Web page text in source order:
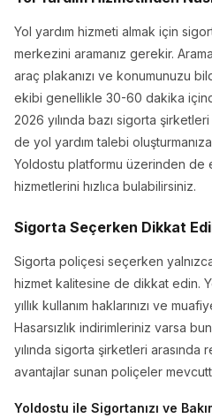
Yol yardım hizmeti almak için
merkezini aramanız gerekir. Arama
araç plakanızı ve konumunuzu
ekibi genellikle 30-60 dakika
2026 yılında bazı sigorta
de yol yardım talebi
Yoldostu platformu üzerinden de
hizmetlerini hızlıca bulabilirsiniz.
Sigorta Seçerken Dikkat
Sigorta poliçesi seçerken
hizmet kalitesine de dikkat edin.
yıllık kullanım haklarınızı ve
Hasarsızlık indirimleriniz varsa
yılında sigorta şirketleri arasında
avantajlar sunan poliçeler
Yoldostu ile Sigortanızı ve